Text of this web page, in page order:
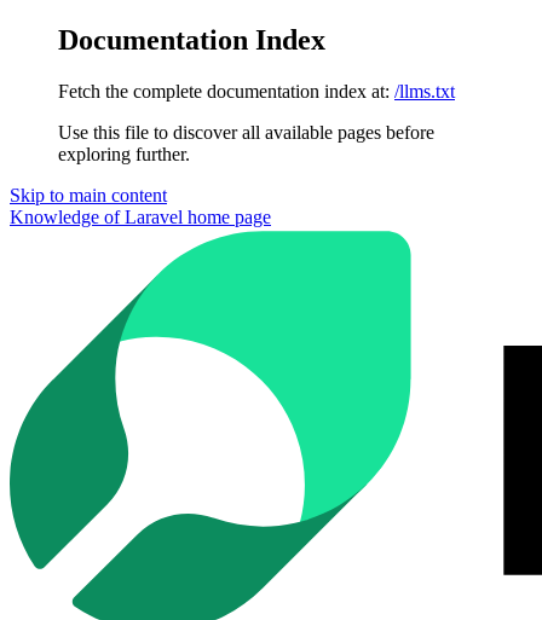
Documentation Index
Fetch the complete documentation index at: /llms.txt
Use this file to discover all available pages before
exploring further.
Skip to main content
Knowledge of Laravel home page